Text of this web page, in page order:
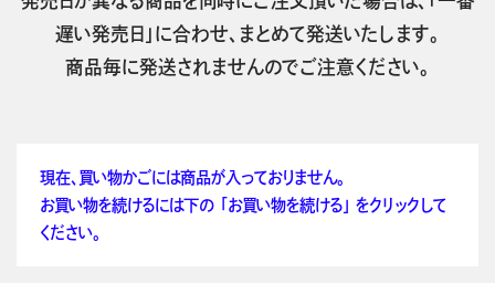
遅い発売日」に合わせ、まとめて発送いたします。
商品毎に発送されませんのでご注意ください。
現在、買い物かごには商品が入っておりません。
お買い物を続けるには下の 「お買い物を続ける」 をクリックして
ください。